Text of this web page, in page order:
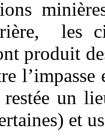
les
produit
restée un
et